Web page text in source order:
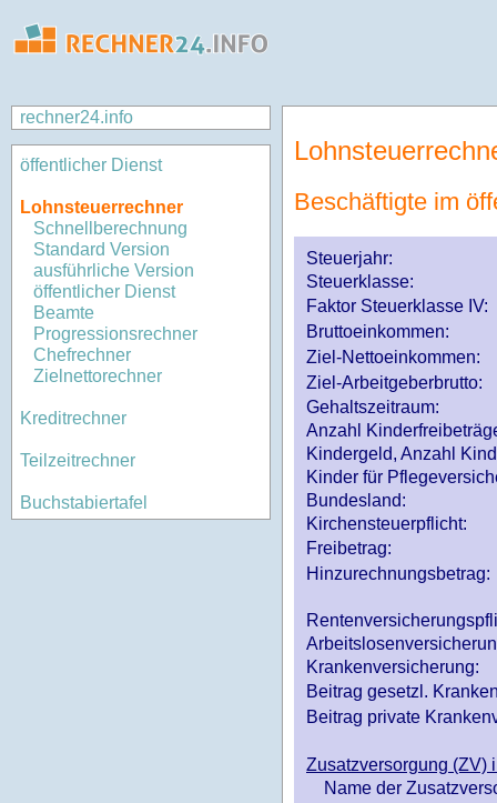
rechner24.info
öffentlicher Dienst
Lohnsteuerrechner
Schnellberechnung
Standard Version
ausführliche Version
öffentlicher Dienst
Beamte
Progressionsrechner
Chefrechner
Zielnettorechner
Kreditrechner
Teilzeitrechner
Buchstabiertafel
Beschäftigte im
Steuerjahr:
Steuerklasse:
Faktor Steuerklasse IV:
Bruttoeinkommen:
Ziel-Nettoeinkommen:
Ziel-Arbeitgeberbrutto:
Gehaltszeitraum:
Anzahl
Kindergeld, Anzahl
Kinder für
Bundesland:
Kirchensteuerpflicht:
Freibetrag:
Hinzurechnungsbetrag:
Krankenversicherung:
Beitrag gesetzl.
Beitrag private
Zusatzversorgung (ZV)
Name der